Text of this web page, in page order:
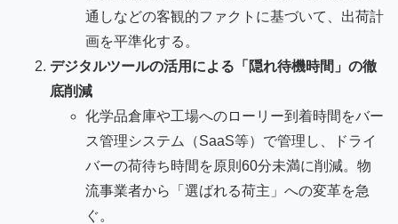
通しなどの客観的ファクトに基づいて、出荷計
画を平準化する。
デジタルツールの活用による「隠れ待機時間」の徹
底削減
化学品倉庫や工場へのローリー到着時間をバー
ス管理システム（SaaS等）で管理し、ドライ
バーの荷待ち時間を原則60分未満に削減。物
流事業者から「選ばれる荷主」への変革を急
ぐ。